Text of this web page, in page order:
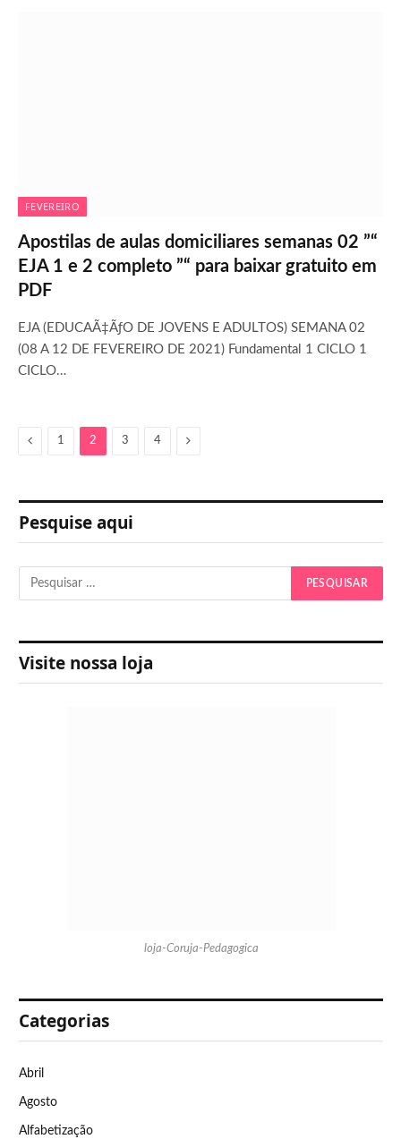
FEVEREIRO
Apostilas de aulas domiciliares semanas 02 ”“
EJA 1 e 2 completo ”“ para baixar gratuito em
PDF
EJA (EDUCAÃ‡ÃƒO DE JOVENS E ADULTOS) SEMANA 02
(08 A 12 DE FEVEREIRO DE 2021) Fundamental 1 CICLO 1
CICLO…
Previous
1 2 3 4 Next
Pesquise aqui
Visite nossa loja
loja-Coruja-Pedagogica
Categorias
Abril
Agosto
Alfabetização